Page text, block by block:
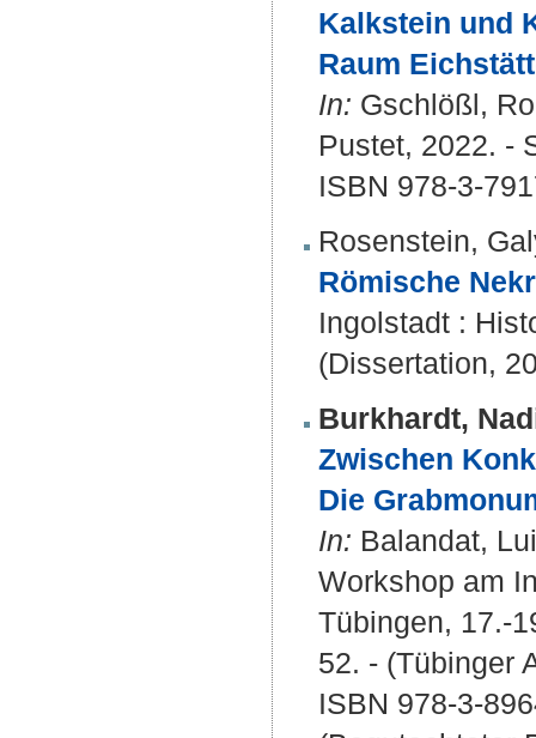
Kalkstein und
Raum
In: Gschlößl,
Pustet, 2022. -
ISBN 978-3-
Rosenstein,
Römische
Ingolstadt :
(Dissertation,
Burkhardt,
Zwischen
Die
In: Balandat,
Workshop am
Tübingen, 17.-
52. - (Tübinger
ISBN 978-3-